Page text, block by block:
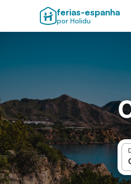
ferias-espanha
por Holidu